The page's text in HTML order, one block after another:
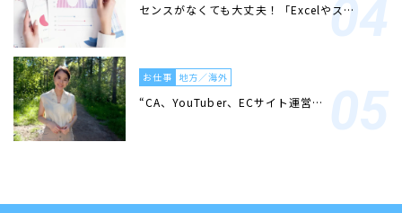
センスがなくても大丈夫！「Excelやス…
お仕事 地方／海外
“CA、YouTuber、ECサイト運営…